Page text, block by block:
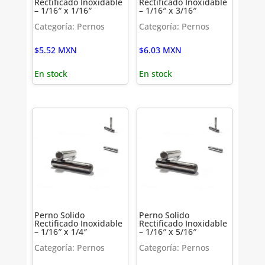
– 1/16″ x 1/16″
Categoría: Pernos
$5.52 MXN
En stock
– 1/16″ x 3/16″
Categoría: Pernos
$6.03 MXN
En stock
Perno Solido
Rectificado Inoxidable
– 1/16″ x 1/4″
Categoría: Pernos
Perno Solido
Rectificado Inoxidable
– 1/16″ x 5/16″
Categoría: Pernos